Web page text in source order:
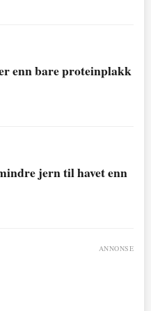
enn bare proteinplakk
jern til havet enn
ANNONSE